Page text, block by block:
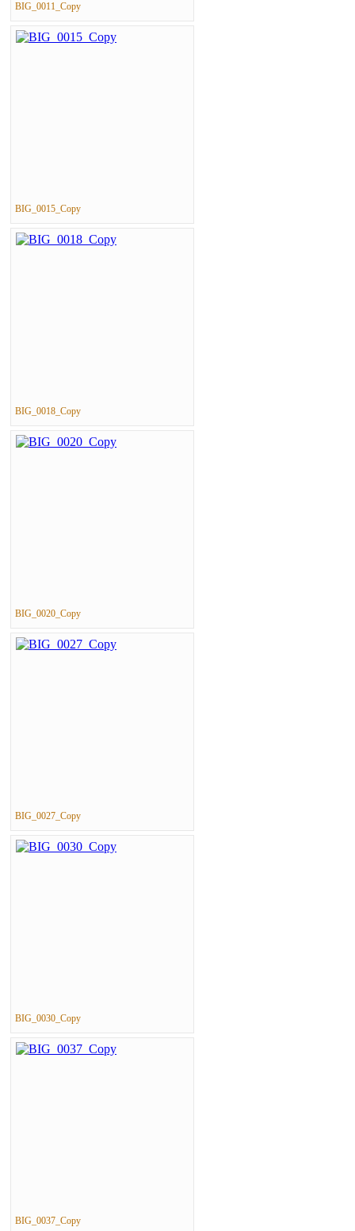
BIG_0011_Copy
BIG_0015_Copy
BIG_0018_Copy
BIG_0020_Copy
BIG_0027_Copy
BIG_0030_Copy
BIG_0037_Copy